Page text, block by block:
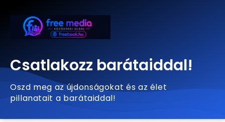
Csatlakozz barátaiddal!
Oszd meg az újdonságokat és az élet
pillanatait a barátaiddal!